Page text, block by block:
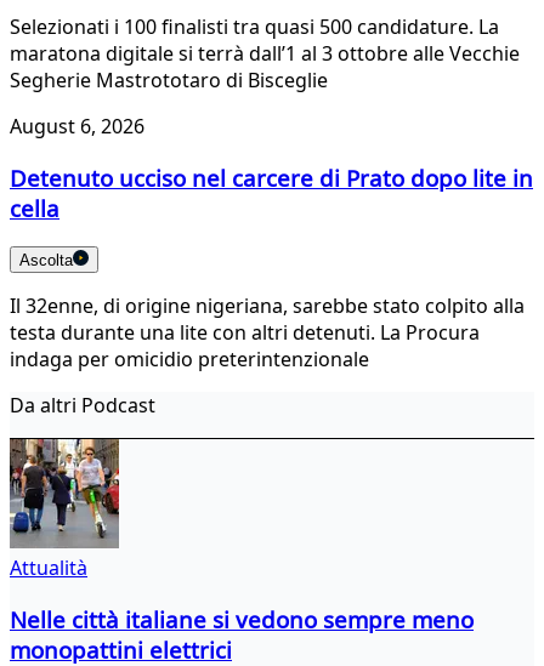
Selezionati i 100 finalisti tra quasi 500 candidature. La
maratona digitale si terrà dall’1 al 3 ottobre alle Vecchie
Segherie Mastrototaro di Bisceglie
August 6, 2026
Detenuto ucciso nel carcere di Prato dopo lite in
cella
Ascolta
Il 32enne, di origine nigeriana, sarebbe stato colpito alla
testa durante una lite con altri detenuti. La Procura
indaga per omicidio preterintenzionale
Da altri Podcast
Attualità
Nelle città italiane si vedono sempre meno
monopattini elettrici